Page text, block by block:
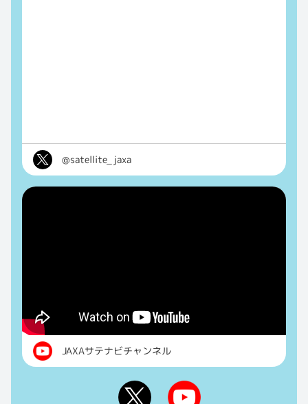
@satellite_jaxa
JAXAサテナビチャンネル